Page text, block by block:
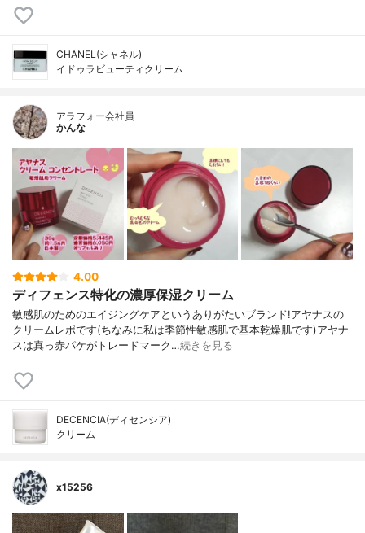
CHANEL(シャネル)
イドゥラビューティクリーム
アラフォー会社員
かんな
4.00
ディフェンス特化の濃厚保湿クリーム
敏感肌のためのエイジングケアというありがたいブランド!アヤナスの
クリームレポです(ちなみに私は季節性敏感肌で基本乾燥肌です)アヤナ
スは真っ赤パケがトレードマーク…続きを見る
DECENCIA(ディセンシア)
クリーム
x15256